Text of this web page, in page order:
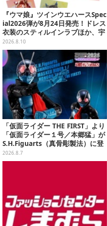
『ウマ娘』ツインウエハースSpec
ial2026弾が8月24日発売！ドレス
衣装のスティルインラブほか、宇
宙走娘<コスモピュエラ>など全30
種
2026.8.10
「仮面ライダー THE FIRST」より
「仮面ライダー１号／本郷猛」が
S.H.Figuarts（真骨彫製法）に登
場！8月18日より予約受付開始
2026.8.7